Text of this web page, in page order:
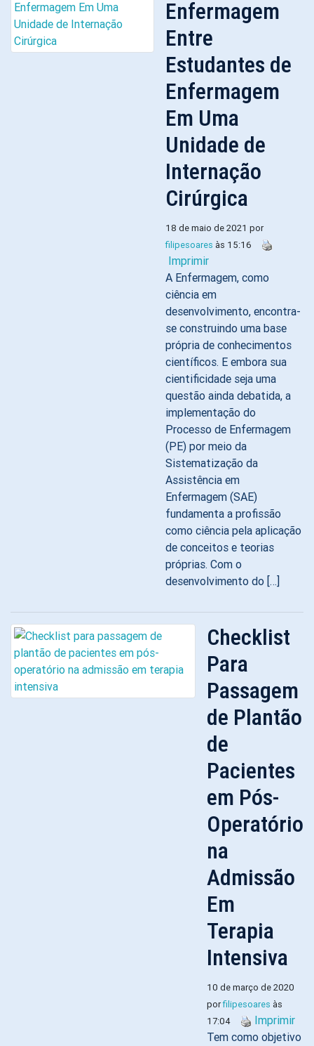
Enfermagem
Entre
Estudantes de
Enfermagem
Em Uma
Unidade de
Internação
Cirúrgica
18 de maio de 2021 por
filipesoares às 15:16
Imprimir
A Enfermagem, como
ciência em
desenvolvimento, encontra-
se construindo uma base
própria de conhecimentos
científicos. E embora sua
cientificidade seja uma
questão ainda debatida, a
implementação do
Processo de Enfermagem
(PE) por meio da
Sistematização da
Assistência em
Enfermagem (SAE)
fundamenta a profissão
como ciência pela aplicação
de conceitos e teorias
próprias. Com o
desenvolvimento do […]
Checklist
Para
Passagem
de Plantão
de
Pacientes
em Pós-
Operatório
na
Admissão
Em
Terapia
Intensiva
10 de março de 2020
porfilipesoares às
17:04
Imprimir
Tem como objetivo